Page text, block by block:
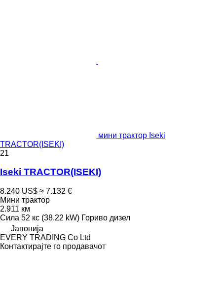
мини трактор Iseki
TRACTOR(ISEKI)
21
Iseki TRACTOR(ISEKI)
8.240 US$ ≈ 7.132 €
Мини трактор
2.911 км
Сила 52 кс (38.22 kW) Гориво дизел
Јапонија
EVERY TRADING Co Ltd
Контактирајте го продавачот